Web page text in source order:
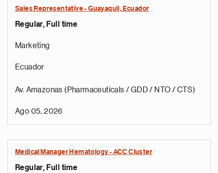
Sales Representative - Guayaquil, Ecuador
Regular, Full time
Marketing
Ecuador
Av. Amazonas (Pharmaceuticals / GDD / NTO / CTS)
Ago 05, 2026
Medical Manager Hematology - ACC Cluster
Regular, Full time